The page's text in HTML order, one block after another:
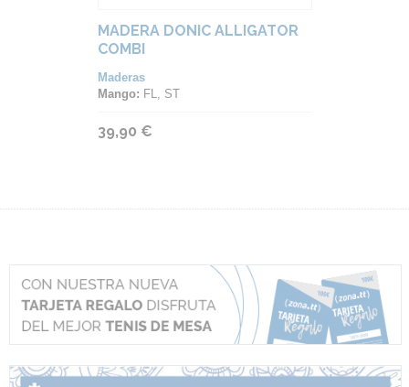
MADERA DONIC ALLIGATOR
COMBI
Maderas
Mango: FL, ST
39,90 €